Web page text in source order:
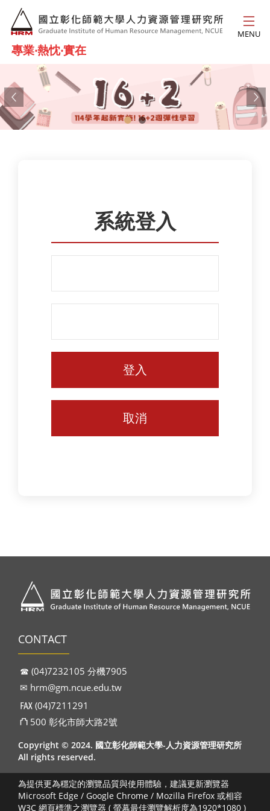
跳到主要內容
專業‧熱忱‧實在
MENU
Previous
系統登入
CONTACT
☎︎ (04)7232105 分機7905
✉︎ hrm@gm.ncue.edu.tw
℻ (04)7211291
⛫ 500 彰化市師大路2號
Copyright © 2024. 國立彰化師範大學-人力資源管理研究所
All rights reserved.
為提供更為穩定的瀏覽品質與使用體驗，建議更新瀏覽器
Microsoft Edge / Google Chrome / Mozilla Firefox 或相容
W3C 網頁標準之瀏覽器 ( 螢幕最佳瀏覽解析度為1920*1080 )